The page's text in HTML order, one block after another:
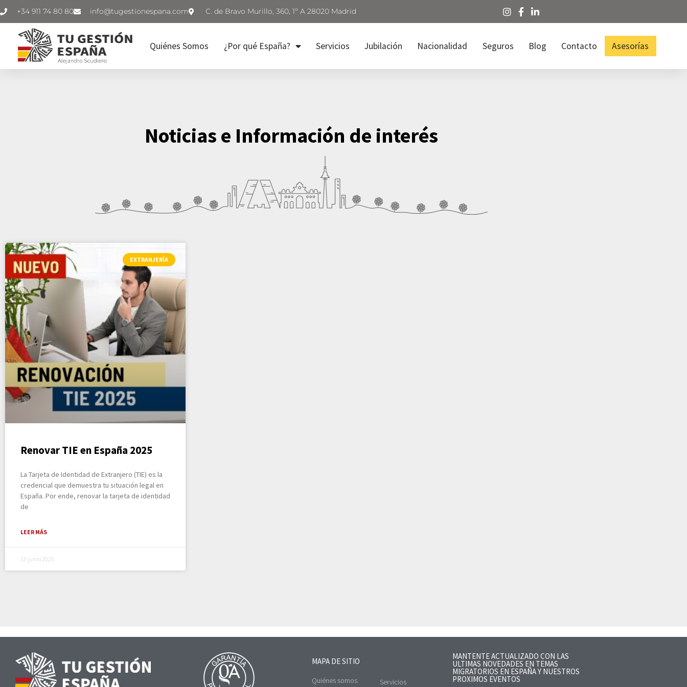
+34 911 74 80 80 C. de Bravo Murillo, 360, 1º A 28020 Madrid
Quiénes Somos ¿Por qué España? Servicios Jubilación Nacionalidad Seguros Blog Contacto Asesorías
Noticias e Información de interés
EXTRANJERÍA
Renovar TIE en España 2025
La Tarjeta de Identidad de Extranjero (TIE) es la
credencial que demuestra tu situación legal en
España. Por ende, renovar la tarjeta de identidad
de
LEER MÁS
13 junio 2025
MAPA DE SITIO
Quiénes somos Servicios
MANTENTE ACTUALIZADO CON LAS
ULTIMAS NOVEDADES EN TEMAS
MIGRATORIOS EN ESPAÑA Y NUESTROS
PROXIMOS EVENTOS